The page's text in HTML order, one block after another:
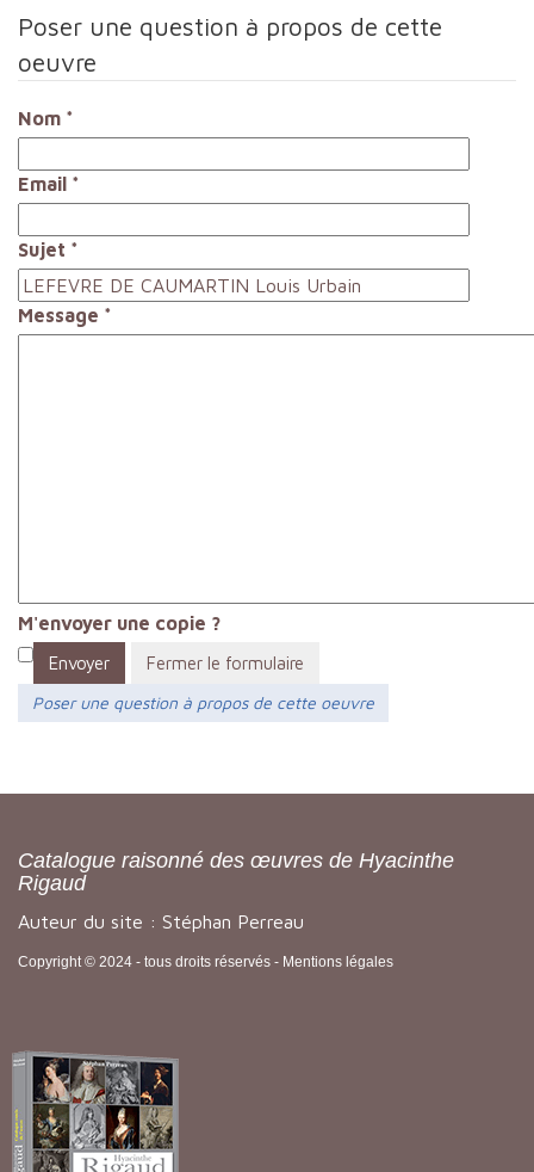
Poser une question à propos de cette
oeuvre
Nom *
Email *
Sujet *
Message *
M'envoyer une copie ?
Envoyer
Fermer le formulaire
Poser une question à propos de cette oeuvre
Catalogue raisonné des œuvres de Hyacinthe
Rigaud
Auteur du site : Stéphan Perreau
Copyright © 2024 - tous droits réservés - Mentions légales